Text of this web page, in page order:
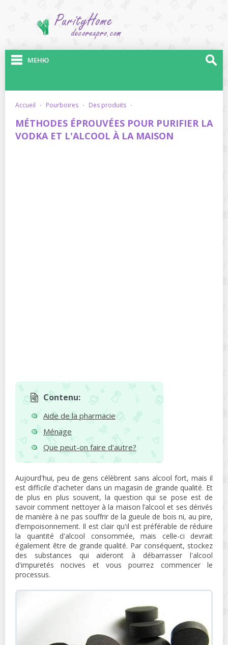
МЕНЮ
accueil · pourboires · des produits ·
MÉTHODES ÉPROUVÉES POUR PURIFIER LA
VODKA ET L'ALCOOL À LA MAISON
Contenu:
Aide de la pharmacie
Ménage
Que peut-on faire d'autre?
Aujourd'hui, peu de gens célèbrent sans alcool fort, mais il
est difficile d'acheter dans un magasin de grande qualité. Et
de plus en plus souvent, la question qui se pose est de
savoir comment nettoyer à la maison l’alcool et ses dérivés
de manière à ne pas souffrir de la gueule de bois ni, au pire,
d’empoisonnement. Il est clair qu'il est préférable de réduire
la quantité d'alcool consommée, mais celle-ci devrait
également être de grande qualité. Par conséquent, stockez
des substances qui aideront à débarrasser l'alcool
d'impuretés nocives et vous pourrez commencer le
processus.